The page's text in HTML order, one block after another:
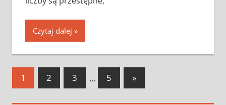
Czytaj dalej
Nawigacja
1 2 3 … 5
Next
Posts
»